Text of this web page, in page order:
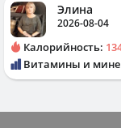
Элина
2026-08-04
Калорийность:
Витамины и